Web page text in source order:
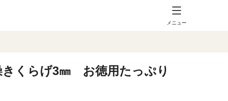
メニュー
くらげ3㎜ お徳用たっぷり